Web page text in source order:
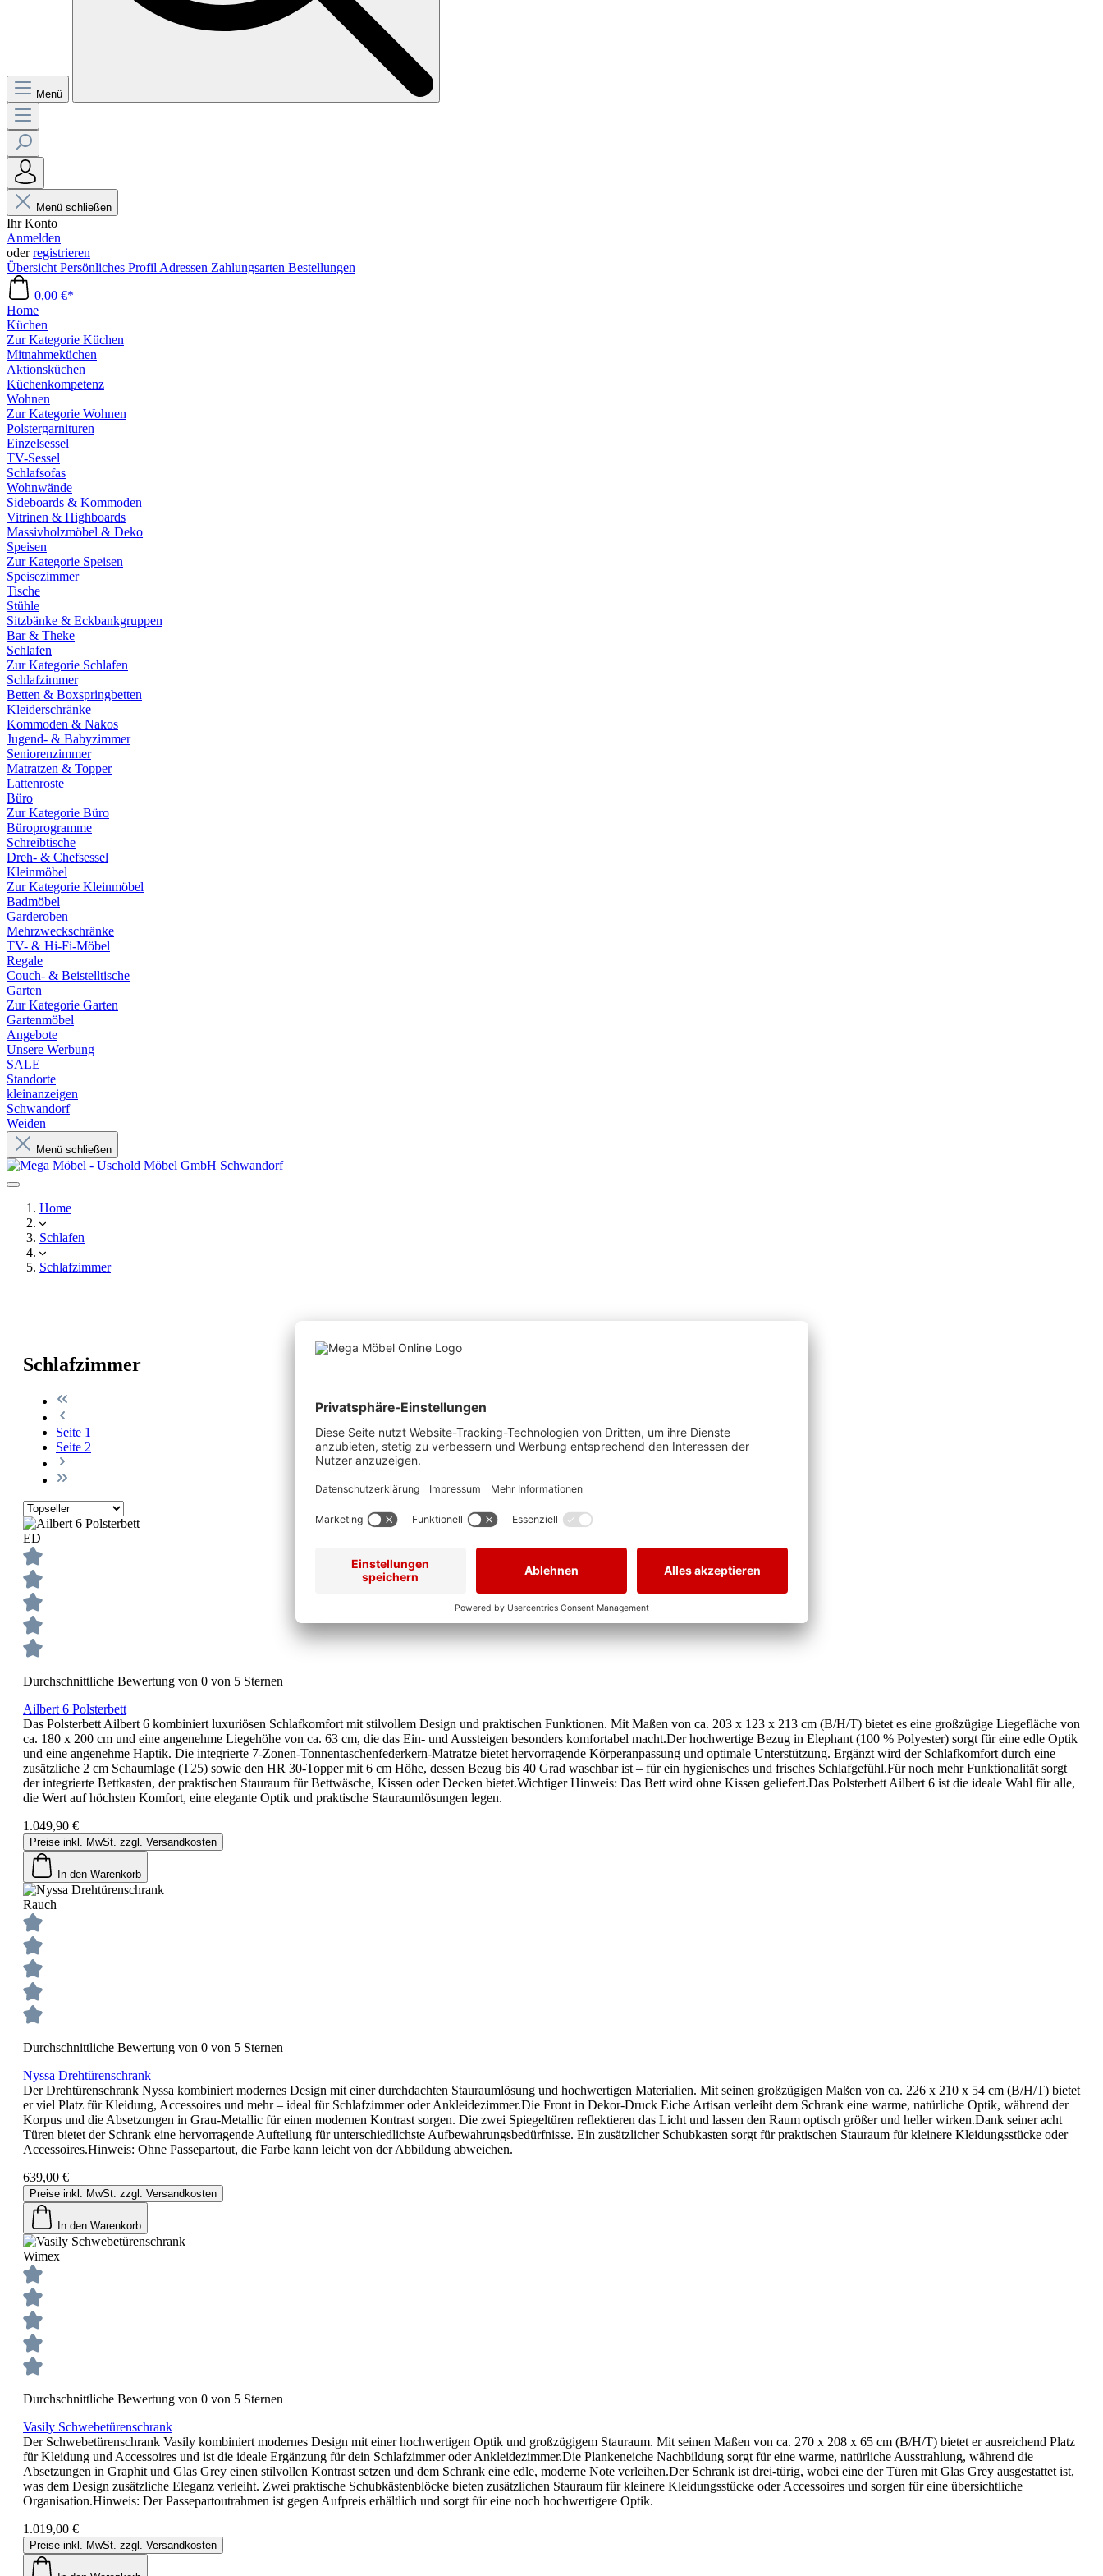
Menü
Menü schließen
Ihr Konto
Anmelden
oderregistrieren
Übersicht Persönliches Profil Adressen Zahlungsarten Bestellungen
0,00 €*
Home
Küchen
Zur Kategorie Küchen
Mitnahmeküchen
Aktionsküchen
Küchenkompetenz
Wohnen
Zur Kategorie Wohnen
Polstergarnituren
Einzelsessel
TV-Sessel
Schlafsofas
Wohnwände
Sideboards & Kommoden
Vitrinen & Highboards
Massivholzmöbel & Deko
Speisen
Zur Kategorie Speisen
Speisezimmer
Tische
Stühle
Sitzbänke & Eckbankgruppen
Bar & Theke
Schlafen
Zur Kategorie Schlafen
Schlafzimmer
Betten & Boxspringbetten
Kleiderschränke
Kommoden & Nakos
Jugend- & Babyzimmer
Seniorenzimmer
Matratzen & Topper
Lattenroste
Büro
Zur Kategorie Büro
Büroprogramme
Schreibtische
Dreh- & Chefsessel
Kleinmöbel
Zur Kategorie Kleinmöbel
Badmöbel
Garderoben
Mehrzweckschränke
TV- & Hi-Fi-Möbel
Regale
Couch- & Beistelltische
Garten
Zur Kategorie Garten
Gartenmöbel
Angebote
Unsere Werbung
SALE
Standorte
kleinanzeigen
Schwandorf
Weiden
Menü schließen
Home
Schlafen
Schlafzimmer
Schlafzimmer
Seite 1
Seite 2
ED
Durchschnittliche Bewertung von 0 von 5 Sternen
Ailbert 6 Polsterbett
Das Polsterbett Ailbert 6 kombiniert luxuriösen Schlafkomfort mit stilvollem Design und praktischen Funktionen. Mit Maßen von ca. 203 x 123 x 213 cm (B/H/T) bietet es eine großzügige Liegefläche von
ca. 180 x 200 cm und eine angenehme Liegehöhe von ca. 63 cm, die das Ein- und Aussteigen besonders komfortabel macht.Der hochwertige Bezug in Elephant (100 % Polyester) sorgt für eine edle Optik
und eine angenehme Haptik. Die integrierte 7-Zonen-Tonnentaschenfederkern-Matratze bietet hervorragende Körperanpassung und optimale Unterstützung. Ergänzt wird der Schlafkomfort durch eine
zusätzliche 2 cm Schaumlage (T25) sowie den HR 30-Topper mit 6 cm Höhe, dessen Bezug bis 40 Grad waschbar ist – für ein hygienisches und frisches Schlafgefühl.Für noch mehr Funktionalität sorgt
der integrierte Bettkasten, der praktischen Stauraum für Bettwäsche, Kissen oder Decken bietet.Wichtiger Hinweis: Das Bett wird ohne Kissen geliefert.Das Polsterbett Ailbert 6 ist die ideale Wahl für alle,
die Wert auf höchsten Komfort, eine elegante Optik und praktische Stauraumlösungen legen.
1.049,90 €
Preise inkl. MwSt. zzgl. Versandkosten
In den Warenkorb
Rauch
Durchschnittliche Bewertung von 0 von 5 Sternen
Nyssa Drehtürenschrank
Der Drehtürenschrank Nyssa kombiniert modernes Design mit einer durchdachten Stauraumlösung und hochwertigen Materialien. Mit seinen großzügigen Maßen von ca. 226 x 210 x 54 cm (B/H/T) bietet
er viel Platz für Kleidung, Accessoires und mehr – ideal für Schlafzimmer oder Ankleidezimmer.Die Front in Dekor-Druck Eiche Artisan verleiht dem Schrank eine warme, natürliche Optik, während der
Korpus und die Absetzungen in Grau-Metallic für einen modernen Kontrast sorgen. Die zwei Spiegeltüren reflektieren das Licht und lassen den Raum optisch größer und heller wirken.Dank seiner acht
Türen bietet der Schrank eine hervorragende Aufteilung für unterschiedlichste Aufbewahrungsbedürfnisse. Ein zusätzlicher Schubkasten sorgt für praktischen Stauraum für kleinere Kleidungsstücke oder
Accessoires.Hinweis: Ohne Passepartout, die Farbe kann leicht von der Abbildung abweichen.
639,00 €
Preise inkl. MwSt. zzgl. Versandkosten
In den Warenkorb
Wimex
Durchschnittliche Bewertung von 0 von 5 Sternen
Vasily Schwebetürenschrank
Der Schwebetürenschrank Vasily kombiniert modernes Design mit einer hochwertigen Optik und großzügigem Stauraum. Mit seinen Maßen von ca. 270 x 208 x 65 cm (B/H/T) bietet er ausreichend Platz
für Kleidung und Accessoires und ist die ideale Ergänzung für dein Schlafzimmer oder Ankleidezimmer.Die Plankeneiche Nachbildung sorgt für eine warme, natürliche Ausstrahlung, während die
Absetzungen in Graphit und Glas Grey einen stilvollen Kontrast setzen und dem Schrank eine edle, moderne Note verleihen.Der Schrank ist drei-türig, wobei eine der Türen mit Glas Grey ausgestattet ist,
was dem Design zusätzliche Eleganz verleiht. Zwei praktische Schubkästenblöcke bieten zusätzlichen Stauraum für kleinere Kleidungsstücke oder Accessoires und sorgen für eine übersichtliche
Organisation.Hinweis: Der Passepartoutrahmen ist gegen Aufpreis erhältlich und sorgt für eine noch hochwertigere Optik.
1.019,00 €
Preise inkl. MwSt. zzgl. Versandkosten